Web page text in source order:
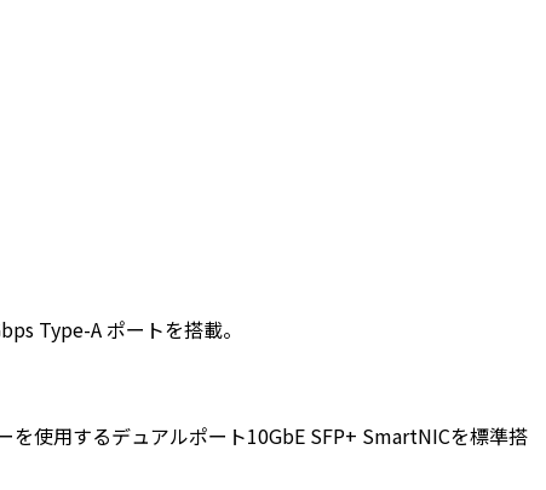
Type-A ポートを搭載。
使用するデュアルポート10GbE SFP+ SmartNICを標準搭